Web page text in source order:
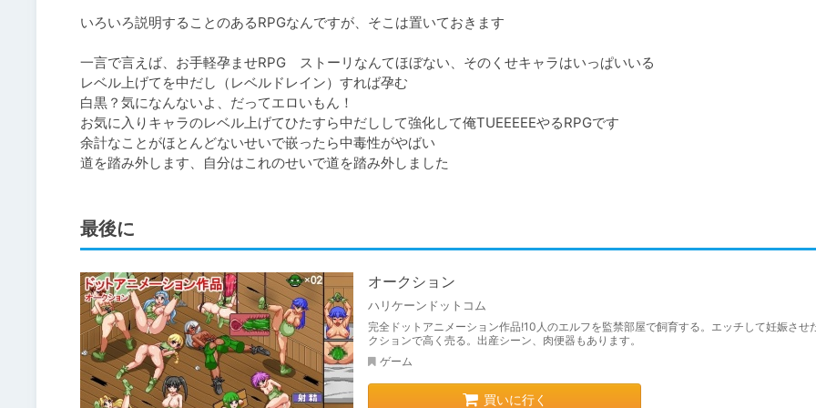
いろいろ説明することのあるRPGなんですが、そこは置いておきます
一言で言えば、お手軽孕ませRPG　ストーリなんてほぼない、そのくせキャラはいっぱいいる
レベル上げてを中だし（レベルドレイン）すれば孕む
白黒？気になんないよ、だってエロいもん！
お気に入りキャラのレベル上げてひたすら中だしして強化して俺TUEEEEEやるRPGです
余計なことがほとんどないせいで嵌ったら中毒性がやばい
道を踏み外します、自分はこれのせいで道を踏み外しました
最後に
オークション
ハリケーンドットコム
完全ドットアニメーション作品!10人のエルフを監禁部屋で飼育する。エッチして妊娠させ
クションで高く売る。出産シーン、肉便器もあります。
ゲーム
買いに行く